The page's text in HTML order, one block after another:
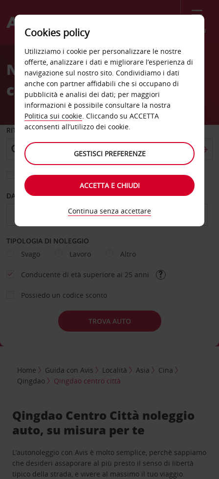
Menù
Welcome
AvisNoleggio auto Qingdao
centro città
RITIRO DA
Scegli una località di riconsegna diversa
DAL GIORNO AL GIORNO
TIPOLOGIA DI NOLEGGIO
Svago
Lavoro Altro
Conducente di età superiore ai 25 anni
Possiedo un codice sconto
TROVA AUTO
Home Guida con Avis Località Asia
Cina
Qingdao
Qingdao centro città
Qingdao Centro Città noleggio
auto, su misura per te
L’autonoleggio con Avis è molto semplice, perchè sappiamo
che desideri assaporare al più presto il senso di libertà
tipico della strada, e vivere al massimo il tuo viaggio.
Cookies policy
Utilizziamo i cookie per personalizzare le nostre
offerte, analizzare i dati e migliorare l’esperienza di
navigazione sul nostro sito. Condividiamo i dati
anche con partner affidabili che si occupano di
pubblicità e analisi dei dati; per maggiori
informazioni è possibile consultare la nostra
Politica sui cookie. Cliccando su ACCETTA
acconsenti all’utilizzo dei cookie.
GESTISCI PREFERENZE
ACCETTA E CHIUDI
Continua senza accettare